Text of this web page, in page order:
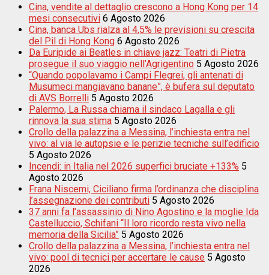
Cina, vendite al dettaglio crescono a Hong Kong per 14
mesi consecutivi 6 Agosto 2026
Cina, banca Ubs rialza al 4,5% le previsioni su crescita
del Pil di Hong Kong 6 Agosto 2026
Da Euripide ai Beatles in chiave jazz: Teatri di Pietra
prosegue il suo viaggio nell’Agrigentino 5 Agosto 2026
“Quando popolavamo i Campi Flegrei, gli antenati di
Musumeci mangiavano banane”, è bufera sul deputato
di AVS Borrelli 5 Agosto 2026
Palermo, La Russa chiama il sindaco Lagalla e gli
rinnova la sua stima 5 Agosto 2026
Crollo della palazzina a Messina, l’inchiesta entra nel
vivo: al via le autopsie e le perizie tecniche sull’edificio
5 Agosto 2026
Incendi: in Italia nel 2026 superfici bruciate +133% 5
Agosto 2026
Frana Niscemi, Ciciliano firma l’ordinanza che disciplina
l’assegnazione dei contributi 5 Agosto 2026
37 anni fa l’assassinio di Nino Agostino e la moglie Ida
Castelluccio, Schifani “Il loro ricordo resta vivo nella
memoria della Sicilia” 5 Agosto 2026
Crollo della palazzina a Messina, l’inchiesta entra nel
vivo: pool di tecnici per accertare le cause 5 Agosto
2026